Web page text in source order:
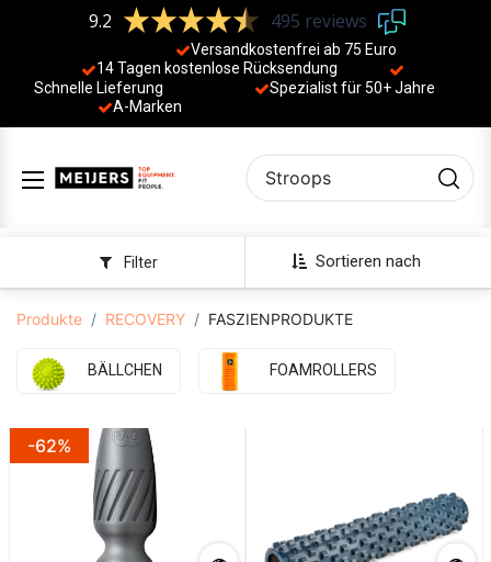
9.2 495 reviews
Versandkostenfrei ab 75 Euro
14 Tagen kostenlose Rücksendung
Schnelle Lieferung
Spezialist für 50+ Jahre
A-Marken
Sortieren nach
Filter
Produkte RECOVERY FASZIENPRODUKTE
BÄLLCHEN FOAMROLLERS
-62%